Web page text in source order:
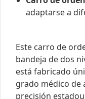
adaptarse a
Este carro de
bandeja de dos
está fabricado
grado médico de
precisión